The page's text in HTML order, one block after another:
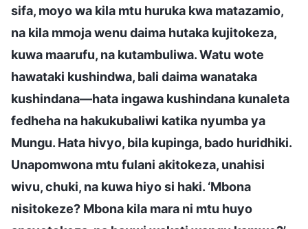
sifa, moyo wa kila mtu huruka kwa matazamio,
na kila mmoja wenu daima hutaka kujitokeza,
kuwa maarufu, na kutambuliwa. Watu wote
hawataki kushindwa, bali daima wanataka
kushindana—hata ingawa kushindana kunaleta
fedheha na hakukubaliwi katika nyumba ya
Mungu. Hata hivyo, bila kupinga, bado huridhiki.
Unapomwona mtu fulani akitokeza, unahisi
wivu, chuki, na kuwa hiyo si haki. ‘Mbona
nisitokeze? Mbona kila mara ni mtu huyo